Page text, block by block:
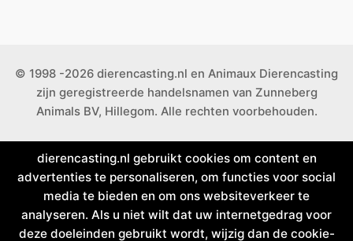
© 1998 -2026 dierencasting.nl en Animaux Dierencasting
zijn geregistreerde handelsnamen van Zunneberg
Animals BV, Hillegom. Alle rechten voorbehouden.
dierencasting.nl gebruikt cookies om content en
advertenties te personaliseren, om functies voor social
media te bieden en om ons websiteverkeer te
analyseren. Als u niet wilt dat uw internetgedrag voor
deze doeleinden gebruikt wordt, wijzig dan de cookie-